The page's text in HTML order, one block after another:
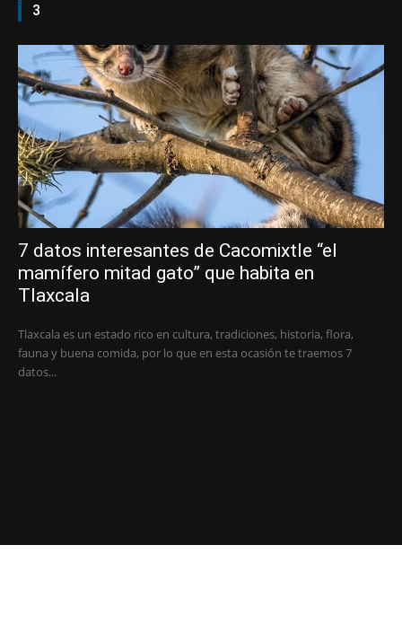
3
7 datos interesantes de Cacomixtle “el
mamífero mitad gato” que habita en
Tlaxcala
Tlaxcala es un estado rico en cultura, tradiciones, historia, flora,
fauna y buena comida, por lo que en esta ocasión te traemos 7
datos...